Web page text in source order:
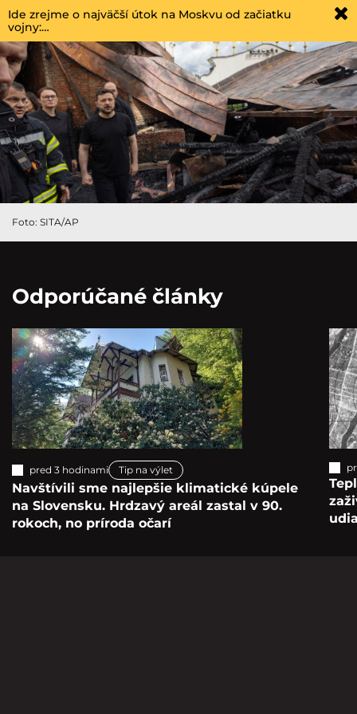
Ide zrejme o najväčší útok na Moskvu od začiatku
vojny:…
Foto: SITA/AP
Odporúčané články
pred 3 hodinami Tip na výlet
Navštívili sme najlepšie klimatické kúpele
na Slovensku. Hrdzavý areál zastal v 90.
rokoch, no príroda očarí